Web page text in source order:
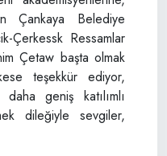
Çankaya Belediye
Çerkessk Ressamlar
Çetaw başta olmak
teşekkür ediyor,
geniş katılımlı
dileğiyle sevgiler,